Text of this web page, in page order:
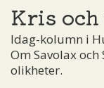
Kris
Idag-kolumn i
Om Savolax
olikheter.